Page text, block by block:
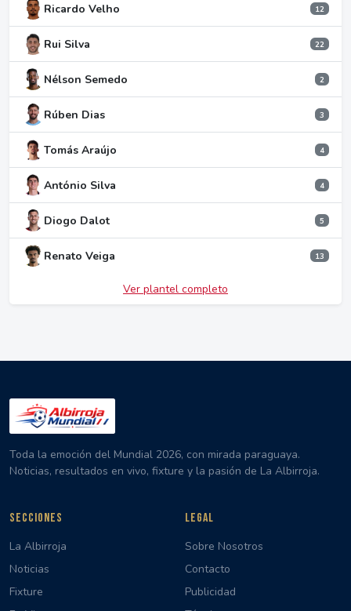
Ricardo Velho 12
Rui Silva 22
Nélson Semedo 2
Rúben Dias 3
Tomás Araújo 4
António Silva 4
Diogo Dalot 5
Renato Veiga 13
Ver plantel completo
Toda la emoción del Mundial 2026, con mirada paraguaya.
Noticias, resultados en vivo, fixture y la pasión de La Albirroja.
SECCIONES
La Albirroja
Noticias
Fixture
LEGAL
Sobre Nosotros
Contacto
Publicidad